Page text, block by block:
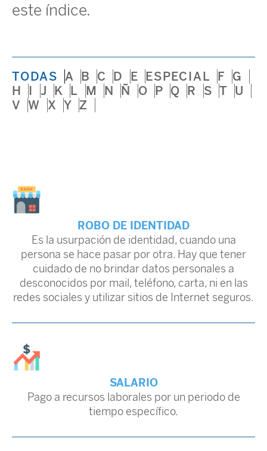
este índice.
A B C D E ESPECIAL F
G
H
I J K L M N Ñ O P Q R S T U
V W X Y Z
TODAS
ROBO DE IDENTIDAD
Es la usurpación de identidad, cuando una
persona se hace pasar por otra. Hay que tener
cuidado de no brindar datos personales a
desconocidos por mail, teléfono, carta, ni en las
redes sociales y utilizar sitios de Internet seguros.
SALARIO
Pago a recursos laborales por un periodo de
tiempo específico.